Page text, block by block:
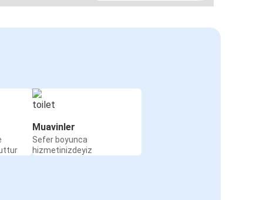
Muavinler
Sefer boyunca
hizmetinizdeyiz